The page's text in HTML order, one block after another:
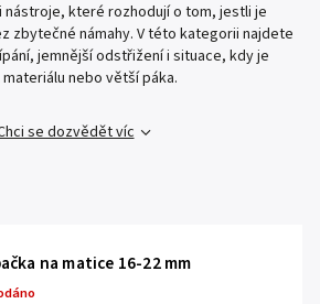
které rozhodují o tom, jestli je
zbytečné námahy. V této kategorii najdete
jemnější odstřižení i situace, kdy je
nebo větší páka.
se dozvědět víc
na matice 16-22 mm